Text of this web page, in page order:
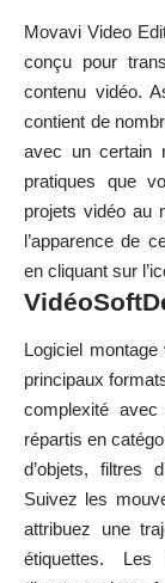
Movavi Video
conçu pour
contenu vidéo.
contient de
avec un certain
pratiques que
projets vidéo au
l’apparence de
en cliquant sur
Logiciel
principaux
complexité
répartis en
d’objets, filtres
Suivez les
attribuez une
étiquettes. Les